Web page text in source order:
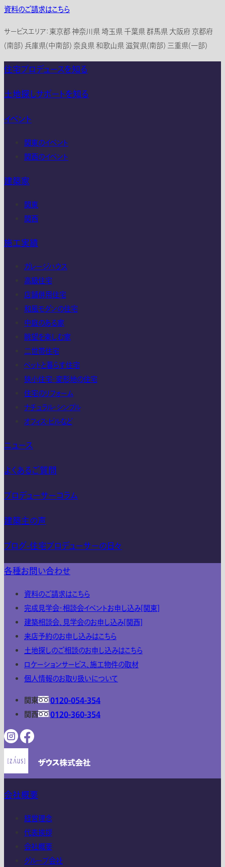
資料のご請求はこちら
サービスエリア：東京都 神奈川県 埼玉県 千葉県 群馬県 大阪府 京都府
(南部) 兵庫県(中南部) 奈良県 和歌山県 滋賀県(南部) 三重県(一部)
住宅プロデュースを知る
土地探しサポートを知る
イベント
関東のイベント
関西のイベント
建築家
関東
関西
施工実績
ガレージハウス
高級住宅
店舗併用住宅
和風モダンの住宅
中庭のある家
眺望を楽しむ家
二世帯住宅
ペットと暮らす住宅
狭小住宅・変形地の住宅
住宅のリフォーム
ナチュラル・シンプル
オフィス・ビルなど
ニュース
よくあるご質問
プロデューサーコラム
建築主の声
ブログ-住宅プロデューサーの日々
各種お問い合わせ
資料のご請求はこちら
完成見学会・相談会イベントお申し込み[関東]
建築相談会、見学会のお申し込み[関西]
来店予約のお申し込みはこちら
土地探しのご相談のお申し込みはこちら
ロケーションサービス、施工物件の取材
個人情報のお取り扱いについて
関東
0120-054-354
関西
0120-360-354
会社概要
経営理念
代表挨拶
会社概要
グループ会社